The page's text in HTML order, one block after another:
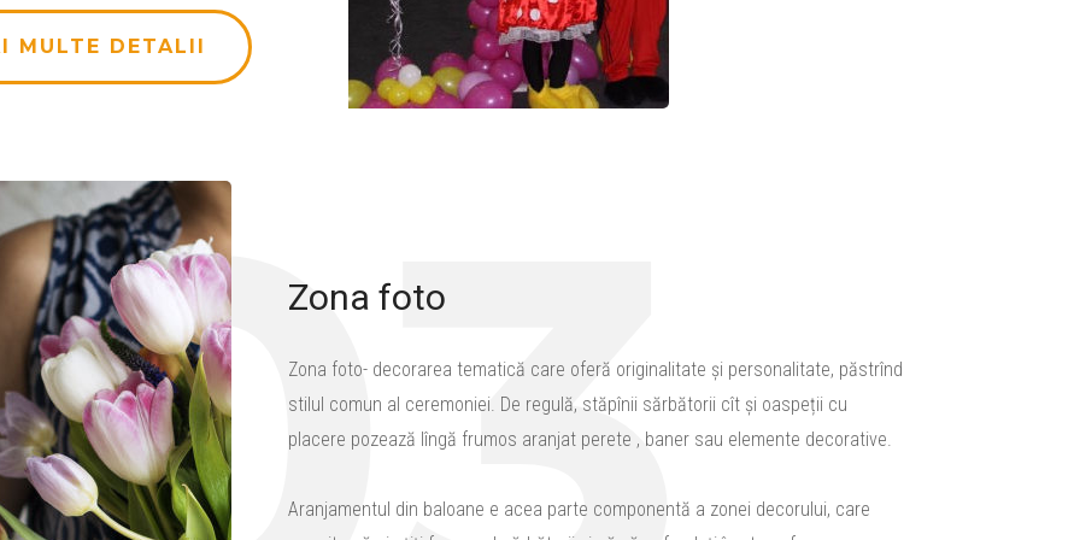
MULTE DETALII
Zona foto
Zona foto- decorarea tematică care oferă originalitate și personalitate, păstrînd
stilul comun al ceremoniei. De regulă, stăpînii sărbătorii cît și oaspeții cu
placere pozează lîngă frumos aranjat perete , baner sau elemente decorative.
Aranjamentul din baloane e acea parte componentă a zonei decorului, care